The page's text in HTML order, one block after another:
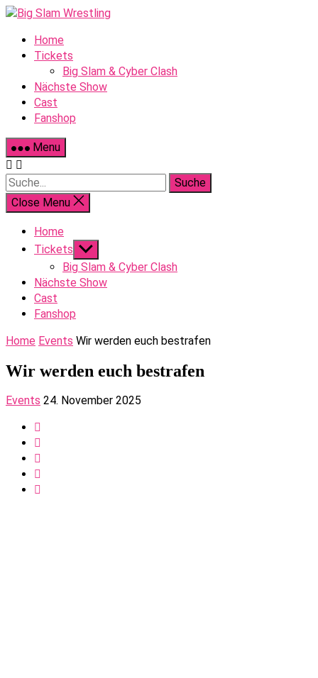
Skip
contentHome
Tickets
Big Slam & Cyber Clash
Nächste Show
Cast
Fanshop
Menu
Suche
Close Menu
Home
Tickets Show
sub
menu
Big Slam & Cyber Clash
Nächste Show
Cast
Fanshop
Home Events Wir werden euch bestrafen
Wir werden euch bestrafen
Events 24. November 2025